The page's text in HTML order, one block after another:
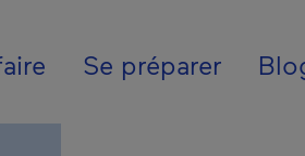
- France
Se préparer